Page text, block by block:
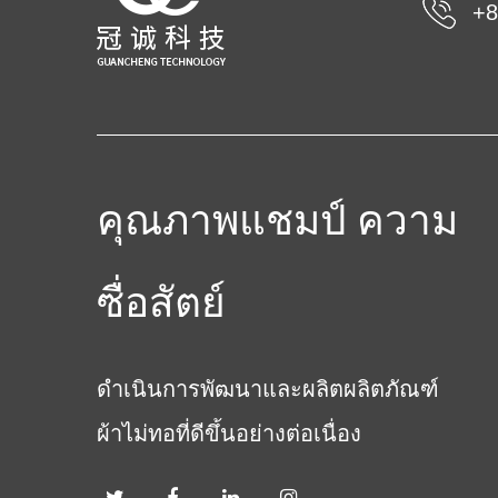
คุณภาพแชมป์ ความ
ซื่อสัตย์
ดำเนินการพัฒนาและผลิตผลิตภัณฑ์
ผ้าไม่ทอที่ดีขึ้นอย่างต่อเนื่อง